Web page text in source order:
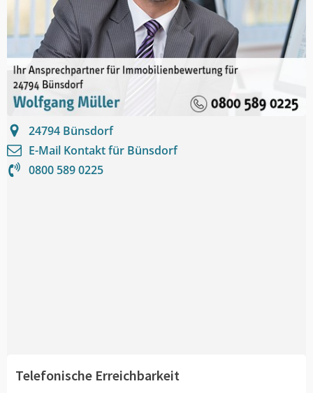
24794 Bünsdorf
E-Mail Kontakt für Bünsdorf
0800 589 0225
Telefonische Erreichbarkeit